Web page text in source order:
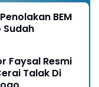
BEM
Sudah
Faysal Resmi
Talak Di